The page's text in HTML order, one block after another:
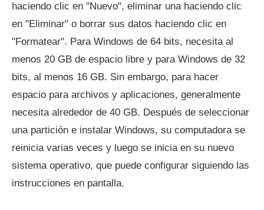
haciendo clic en "Nuevo", eliminar una haciendo clic
en "Eliminar" o borrar sus datos haciendo clic en
"Formatear". Para Windows de 64 bits, necesita al
menos 20 GB de espacio libre y para Windows de 32
bits, al menos 16 GB. Sin embargo, para hacer
espacio para archivos y aplicaciones, generalmente
necesita alrededor de 40 GB. Después de seleccionar
una partición e instalar Windows, su computadora se
reinicia varias veces y luego se inicia en su nuevo
sistema operativo, que puede configurar siguiendo las
instrucciones en pantalla.